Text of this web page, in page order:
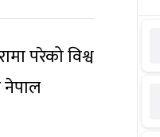
परेको विश्व
नेपाल